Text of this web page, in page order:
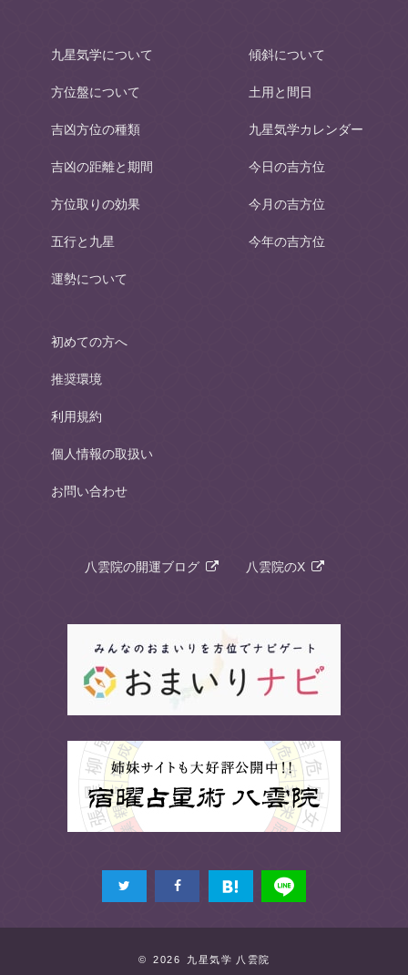
九星気学について
方位盤について
吉凶方位の種類
吉凶の距離と期間
方位取りの効果
五行と九星
運勢について
傾斜について
土用と間日
九星気学カレンダー
今日の吉方位
今月の吉方位
今年の吉方位
初めての方へ
推奨環境
利用規約
個人情報の取扱い
お問い合わせ
八雲院の開運ブログ 八雲院のX
© 2026 九星気学 八雲院